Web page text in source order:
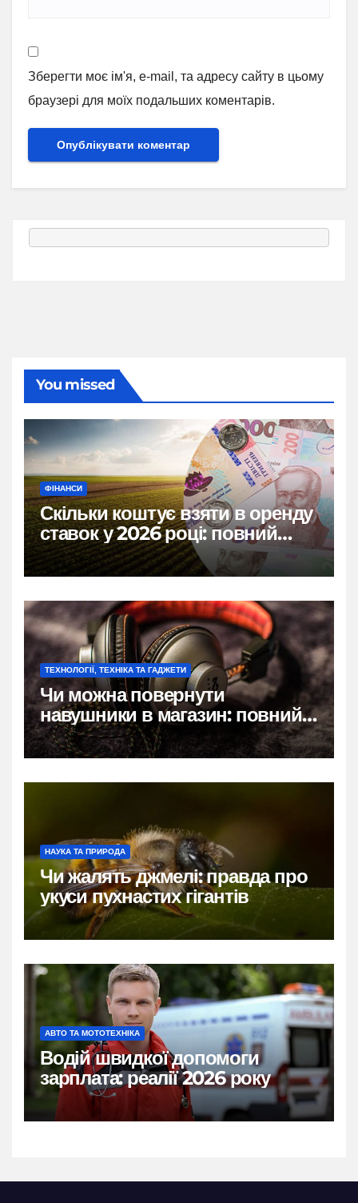
Зберегти моє ім'я, e-mail, та адресу сайту в цьому
браузері для моїх подальших коментарів.
You missed
ФІНАНСИ
Скільки коштує взяти в оренду
ставок у 2026 році: повний
розбір цін, правил і підводних
каменів
ТЕХНОЛОГІЇ, ТЕХНІКА ТА ГАДЖЕТИ
Чи можна повернути
навушники в магазин: повний
гід по правах покупця
НАУКА ТА ПРИРОДА
Чи жалять джмелі: правда про
укуси пухнастих гігантів
АВТО ТА МОТОТЕХНІКА
Водій швидкої допомоги
зарплата: реалії 2026 року